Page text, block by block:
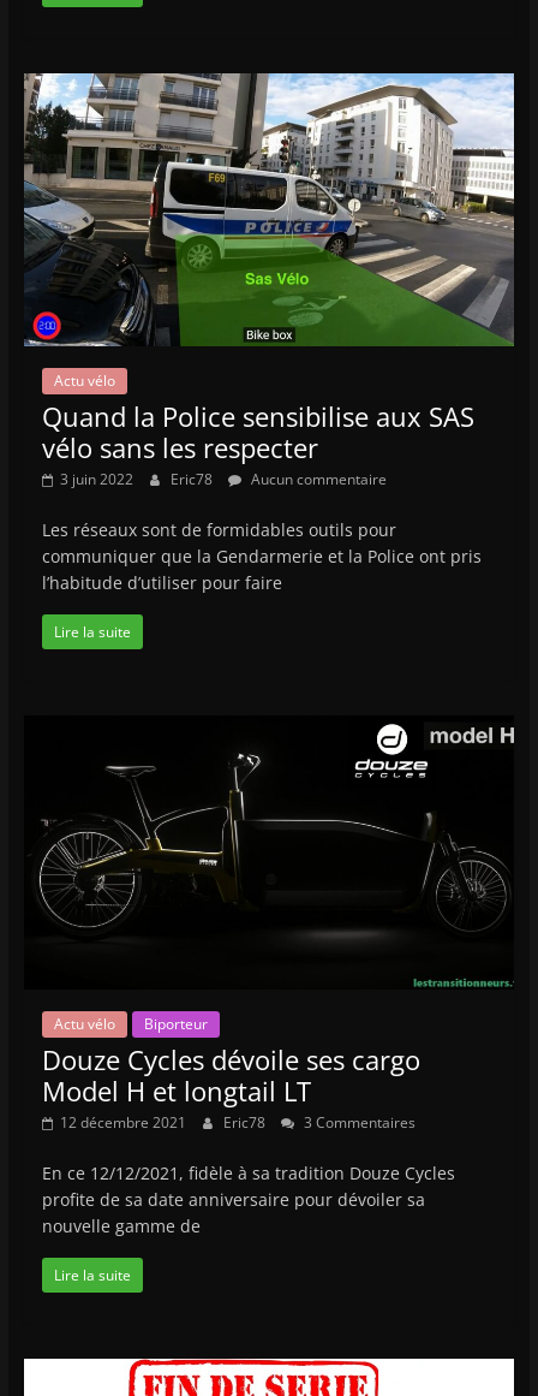
Actu vélo
Quand la Police sensibilise aux SAS
vélo sans les respecter
3 juin 2022 Eric78 Aucun commentaire
Les réseaux sont de formidables outils pour
communiquer que la Gendarmerie et la Police ont pris
l’habitude d’utiliser pour faire
Lire la suite
Actu vélo Biporteur
Douze Cycles dévoile ses cargo
Model H et longtail LT
12 décembre 2021 Eric78 3 Commentaires
En ce 12/12/2021, fidèle à sa tradition Douze Cycles
profite de sa date anniversaire pour dévoiler sa
nouvelle gamme de
Lire la suite